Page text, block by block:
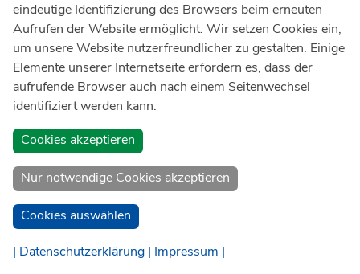
Facharzt für Orthopädie und Unfallchirurgie
Zusatz-Weiterbildung: Manuelle Medizin/Chirotherapie
Zusatz-Weiterbildung: Spezielle Unfallchirurgie
ATLS-Provider
Prüfarzt AMG
eindeutige Identifizierung des Browsers beim erneuten
Aufrufen der Website ermöglicht. Wir setzen Cookies ein,
um unsere Website nutzerfreundlicher zu gestalten. Einige
Elemente unserer Internetseite erfordern es, dass der
aufrufende Browser auch nach einem Seitenwechsel
identifiziert werden kann.
Cookies akzeptieren
Nur notwendige Cookies akzeptieren
Cookies auswählen
| Datenschutzerklärung | Impressum |